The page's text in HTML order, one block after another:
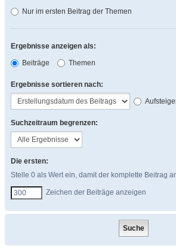
Nur im ersten Beitrag der Themen
Ergebnisse anzeigen als:
Beiträge
Themen
Ergebnisse sortieren nach:
Suchzeitraum begrenzen:
Die ersten:
Stelle 0 als Wert ein, damit der komplette Beitrag
Zeichen der Beiträge anzeigen